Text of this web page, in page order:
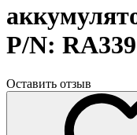
P/N:
Оставить отзыв